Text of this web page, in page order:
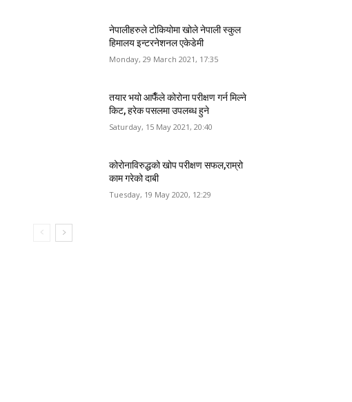
नेपालीहरुले टोकियोमा खोले नेपाली स्कुल
हिमालय इन्टरनेशनल एकेडेमी
Monday, 29 March 2021, 17:35
तयार भयो आफैँले कोरोना परीक्षण गर्न मिल्ने
किट, हरेक पसलमा उपलब्ध हुने
Saturday, 15 May 2021, 20:40
कोरोनाविरुद्धको खोप परीक्षण सफल,राम्रो
काम गरेको दाबी
Tuesday, 19 May 2020, 12:29